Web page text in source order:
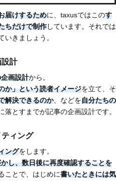
届けするために、taxusではこのす
ちだけで制作しています。それでは
いきましょう。
設計
画設計から。
か」という読者イメージを立て、そ
解決できるのか、などを自分たちの
落とすまでが記事の企画設計です。
ィング
ングをします。
し、数日後に再度確認することを
ことで、はじめに書いたときには気